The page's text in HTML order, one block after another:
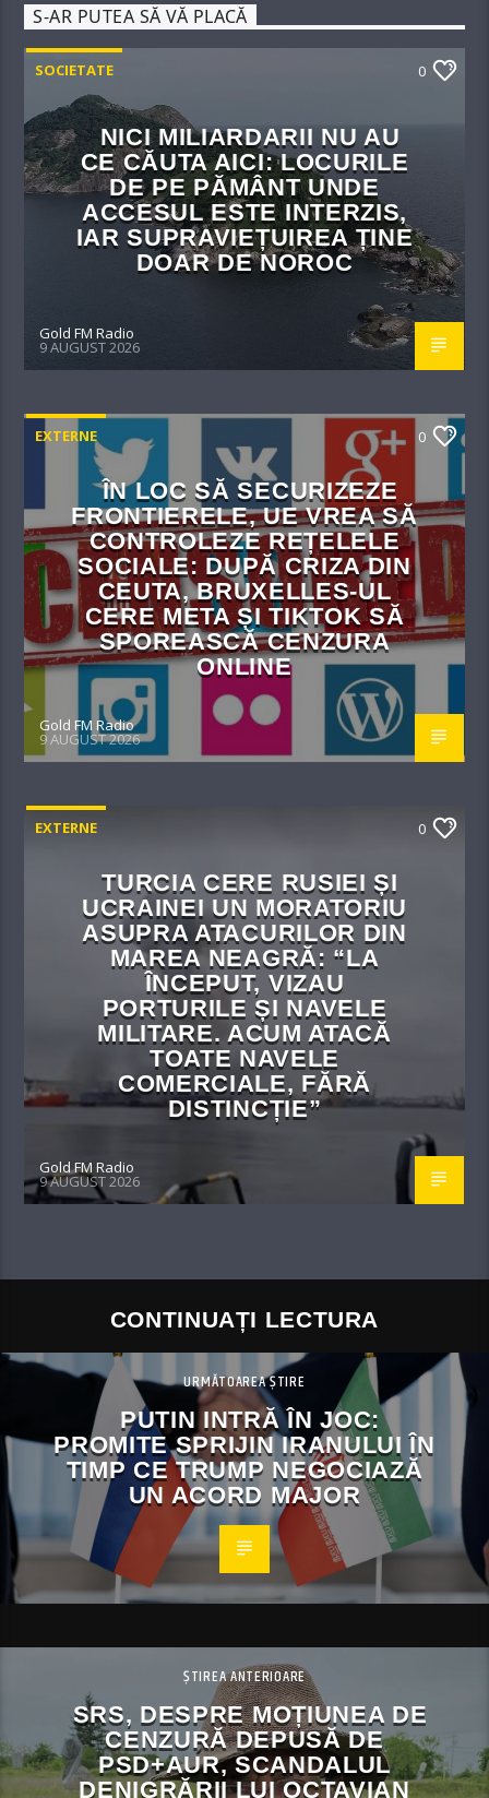
S-AR PUTEA SĂ VĂ PLACĂ
SOCIETATE 0
NICI MILIARDARII NU AU
CE CĂUTA AICI: LOCURILE
DE PE PĂMÂNT UNDE
ACCESUL ESTE INTERZIS,
IAR SUPRAVIEȚUIREA ȚINE
DOAR DE NOROC
Gold FM Radio
9 AUGUST 2026
EXTERNE 0
ÎN LOC SĂ SECURIZEZE
FRONTIERELE, UE VREA SĂ
CONTROLEZE REȚELELE
SOCIALE: DUPĂ CRIZA DIN
CEUTA, BRUXELLES-UL
CERE META ȘI TIKTOK SĂ
SPOREASCĂ CENZURA
ONLINE
Gold FM Radio
9 AUGUST 2026
EXTERNE 0
TURCIA CERE RUSIEI ȘI
UCRAINEI UN MORATORIU
ASUPRA ATACURILOR DIN
MAREA NEAGRĂ: “LA
ÎNCEPUT, VIZAU
PORTURILE ȘI NAVELE
MILITARE. ACUM ATACĂ
TOATE NAVELE
COMERCIALE, FĂRĂ
DISTINCȚIE”
Gold FM Radio
9 AUGUST 2026
CONTINUAȚI LECTURA
URMĂTOAREA ȘTIRE
PUTIN INTRĂ ÎN JOC:
PROMITE SPRIJIN IRANULUI ÎN
TIMP CE TRUMP NEGOCIAZĂ
UN ACORD MAJOR
ȘTIREA ANTERIOARE
SRS, DESPRE MOȚIUNEA DE
CENZURĂ DEPUSĂ DE
PSD+AUR, SCANDALUL
DENIGRĂRII LUI OCTAVIAN